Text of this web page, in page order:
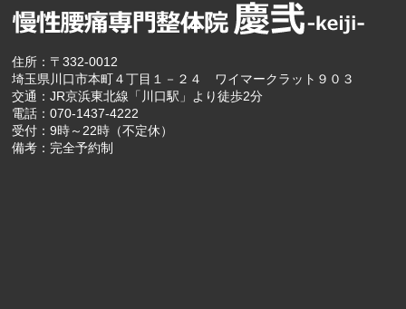
住所：〒332-0012
埼玉県川口市本町４丁目１－２４ ワイマークラット９０３
交通：JR京浜東北線「川口駅」より徒歩2分
電話：070-1437-4222
受付：9時～22時（不定休）
備考：完全予約制